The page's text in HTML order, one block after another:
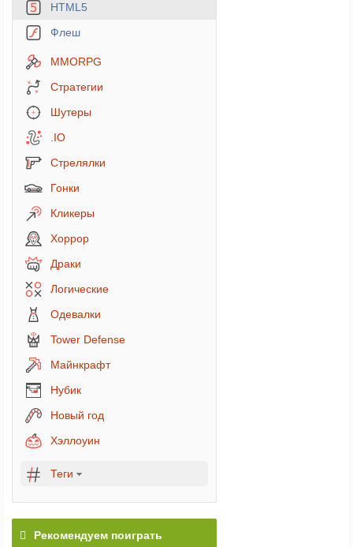
HTML5
Флеш
MMORPG
Стратегии
Шутеры
.IO
Стрелялки
Гонки
Кликеры
Хоррор
Драки
Логические
Одевалки
Tower Defense
Майнкрафт
Нубик
Новый год
Хэллоуин
Теги
Рекомендуем поиграть